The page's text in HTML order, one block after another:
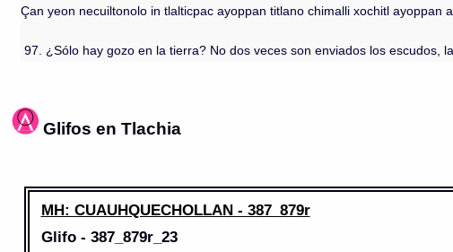
Çan yeon necuiltonolo in tlalticpac ayoppan titlano chimalli xochitl
97. ¿Sólo hay gozo en la tierra? No dos veces son enviados los escudos,
Glifos en Tlachia
MH: CUAUHQUECHOLLAN - 387_879r
Glifo - 387_879r_23